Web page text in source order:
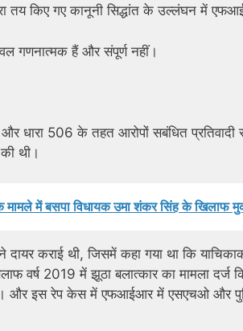
तय किए गए कानूनी सिद्धांत के उल्लंघन में
गणनात्मक हैं और संपूर्ण नहीं।
धारा 506 के तहत आरोपों सबंध‌ित
थी।
के मामले में बसपा विधायक उमा शंकर सिंह के खिलाफ
कराई थी, जिसमें कहा गया था कि
वर्ष 2019 में झूठा बलात्कार का मामला दर्ज
और इस रेप केस में एफआईआर में एसएचओ और